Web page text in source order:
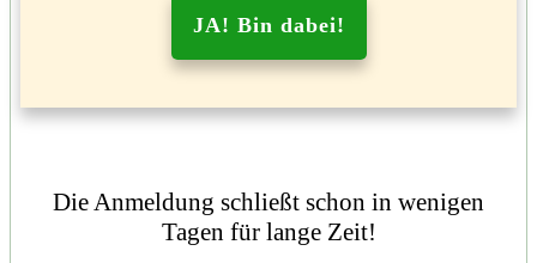
JA! Bin dabei!
Die Anmeldung schließt schon in wenigen
Tagen für lange Zeit!